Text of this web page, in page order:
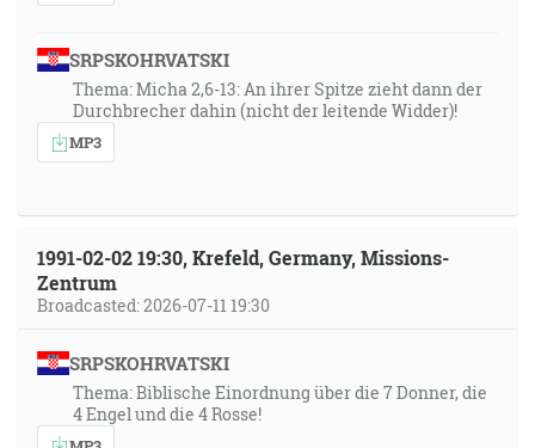
SRPSKOHRVATSKI
Thema: Micha 2,6-13: An ihrer Spitze zieht dann der
Durchbrecher dahin (nicht der leitende Widder)!
MP3
1991-02-02 19:30, Krefeld, Germany, Missions-
Zentrum
Broadcasted: 2026-07-11 19:30
SRPSKOHRVATSKI
Thema: Biblische Einordnung über die 7 Donner, die
4 Engel und die 4 Rosse!